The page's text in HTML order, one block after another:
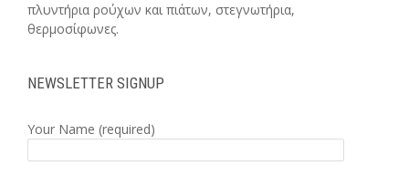
πλυντήρια ρούχων και πιάτων, στεγνωτήρια,
θερμοσίφωνες.
NEWSLETTER SIGNUP
Your Name (required)